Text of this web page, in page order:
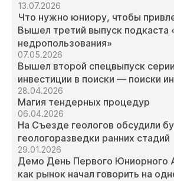
13.07.2026
Что нужно юниору, чтобы
Вышел третий выпуск подкаста
недропользования»
07.05.2026
Вышел второй спецвыпуск
инвестиции в поиски — поиски
28.04.2026
Магия тендерных процедур
06.04.2026
На Съезде геологов обсудили
геологоразведки ранних стадий
29.01.2026
Демо День Первого Юниорного
как рынок начал говорить на